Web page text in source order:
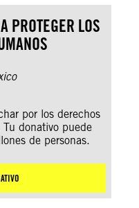
PROTEGER LOS
por los derechos
donativo puede
de personas.